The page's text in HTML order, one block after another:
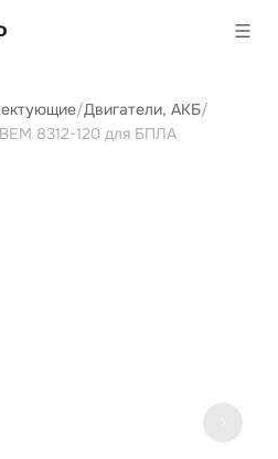
/Двигатели, АКБ/
8312-120 для БПЛА